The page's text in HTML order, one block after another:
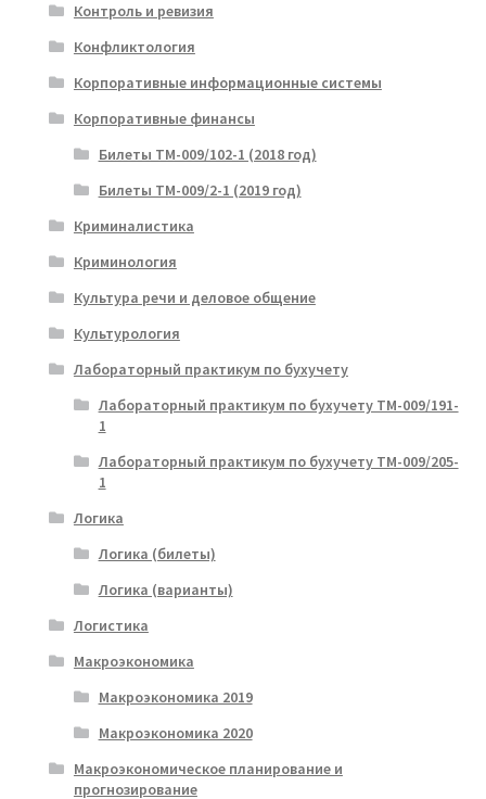
Контроль и ревизия
Конфликтология
Корпоративные информационные системы
Корпоративные финансы
Билеты ТМ-009/102-1 (2018 год)
Билеты ТМ-009/2-1 (2019 год)
Криминалистика
Криминология
Культура речи и деловое общение
Культурология
Лабораторный практикум по бухучету
Лабораторный практикум по бухучету ТМ-009/191-
1
Лабораторный практикум по бухучету ТМ-009/205-
1
Логика
Логика (билеты)
Логика (варианты)
Логистика
Макроэкономика
Макроэкономика 2019
Макроэкономика 2020
Макроэкономическое планирование и
прогнозирование